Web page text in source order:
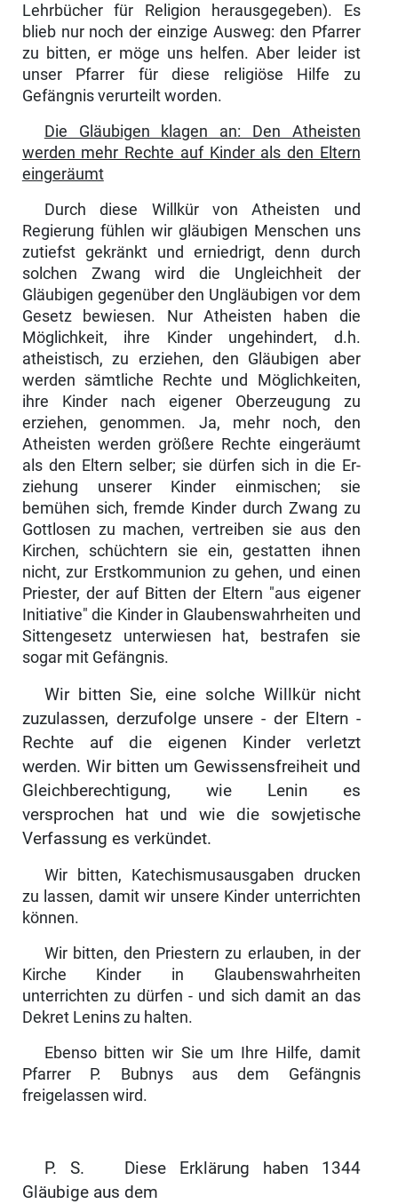
Lehrbücher für Religion herausge­geben). Es
blieb nur noch der einzige Ausweg: den Pfarrer
zu bitten, er möge uns helfen. Aber leider ist
unser Pfarrer für diese religiöse Hilfe zu
Gefängnis verurteilt worden.
Die Gläubigen klagen an: Den Atheisten
werden mehr Rechte auf Kinder als den Eltern
eingeräumt
Durch diese Willkür von Atheisten und
Regierung fühlen wir gläubigen Menschen uns
zutiefst gekränkt und ernied­rigt, denn durch
solchen Zwang wird die Ungleichheit der
Gläubigen gegenüber den Ungläubigen vor dem
Gesetz be­wiesen. Nur Atheisten haben die
Möglichkeit, ihre Kinder ungehindert, d.h.
atheistisch, zu erziehen, den Gläubigen aber
werden sämtliche Rechte und Möglichkeiten,
ihre Kinder nach eigener Oberzeugung zu
erziehen, genommen. Ja, mehr noch, den
Atheisten werden größere Rechte einge­räumt
als den Eltern selber; sie dürfen sich in die Er­
ziehung unserer Kinder einmischen; sie
bemühen sich, fremde Kinder durch Zwang zu
Gottlosen zu machen, ver­treiben sie aus den
Kirchen, schüchtern sie ein, ge­statten ihnen
nicht, zur Erstkommunion zu gehen, und einen
Priester, der auf Bitten der Eltern "aus eigener
Initiative" die Kinder in Glaubenswahrheiten und
Sitten­gesetz unterwiesen hat, bestrafen sie
sogar mit Gefäng­nis.
Wir bitten Sie, eine solche Willkür nicht
zuzulassen, derzufolge unsere - der Eltern -
Rechte auf die eigenen Kinder verletzt
werden. Wir bitten um Gewissensfreiheit und
Gleichberechtigung, wie Lenin es
versprochen hat und wie die sowjetische
Verfassung es verkündet.
Wir bitten, Katechismusausgaben drucken
zu lassen, damit wir unsere Kinder unterrichten
können.
Wir bitten, den Priestern zu erlauben, in der
Kirche Kinder in Glaubenswahrheiten
unterrichten zu dürfen - und sich damit an das
Dekret Lenins zu halten.
Ebenso bitten wir Sie um Ihre Hilfe, damit
Pfarrer P. Bubnys aus dem Gefängnis
freigelassen wird.
P. S. Diese Erklärung haben 1344
Gläubige aus dem